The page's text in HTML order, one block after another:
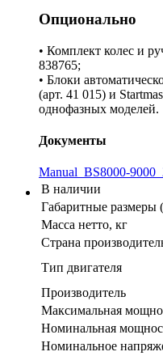
Опционально
• Комплект колес и
838765;
• Блоки
(арт. 41 015) и
однофазных моделей.
Документы
Manual_BS8000-
В наличии
Габаритные
Масса нетто, кг
Страна
Тип двигателя
Производитель
Максимальная
Номинальная
Номинальное